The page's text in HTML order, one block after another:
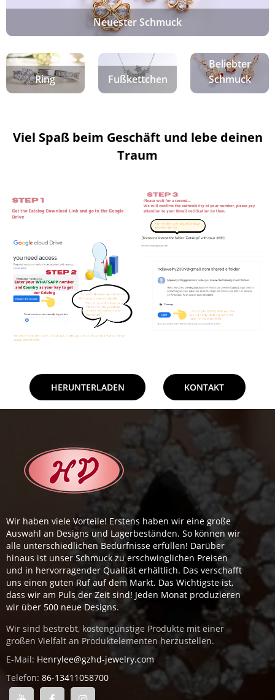
Neuester Schmuck
Ring Fußkettchen
Beliebter
Schmuck
Viel Spaß beim Geschäft und lebe deinen
Traum
HERUNTERLADEN KONTAKT
Wir haben viele Vorteile! Erstens haben wir eine große
Auswahl an Designs und Lagerbeständen. So können wir
alle unterschiedlichen Bedürfnisse erfüllen! Darüber
hinaus ist unser Schmuck zu erschwinglichen Preisen
und in hervorragender Qualität erhältlich. Das verschafft
uns einen guten Ruf auf dem Markt. Das Wichtigste ist,
dass wir am Puls der Zeit sind! Jeden Monat produzieren
wir über 500 neue Designs.
Wir sind bestrebt, kostengünstige Produkte mit einer
großen Vielfalt an Produktelementen herzustellen.
E-Mail: Henrylee@gzhd-jewelry.com
Telefon: 86-13411058700